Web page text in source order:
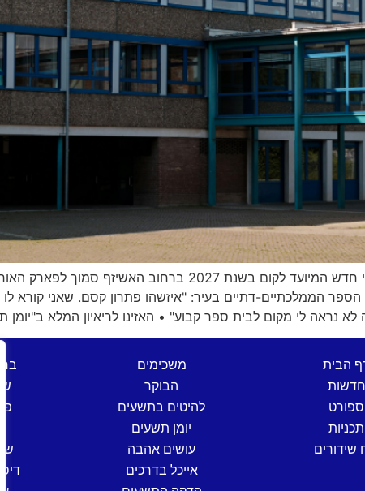
העירייה הודיעה על הקמת בית ספר ממלכתי-דתי חדש המיועד
הממלכתיים-דתיים בעיר: "איזשהו פתרון קסם. שאני קורא
הבית
חדשות
ספורט
תכניות
שידורים
משכימים
הבוקר
להיטים בתשעים
יומן תשעים
עושים אהבה
אייכל בדרכים